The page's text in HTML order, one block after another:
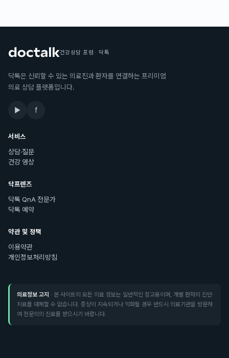
건강상담 포럼 · 닥톡
닥톡은 신뢰할 수 있는 의료진과 환자를 연결하는 프리미엄
의료 상담 플랫폼입니다.
▶ f
서비스
상담·질문
건강 영상
닥프렌즈
닥톡 QnA 전문가
닥톡 예약
약관 및 정책
이용약관
개인정보처리방침
의료정보 고지 · 본 사이트의 모든 의료 정보는 일반적인 참고용이며, 개별 환자의 진단·
치료를 대체할 수 없습니다. 증상이 지속되거나 악화될 경우 반드시 의료기관을 방문하
여 전문의의 진료를 받으시기 바랍니다.